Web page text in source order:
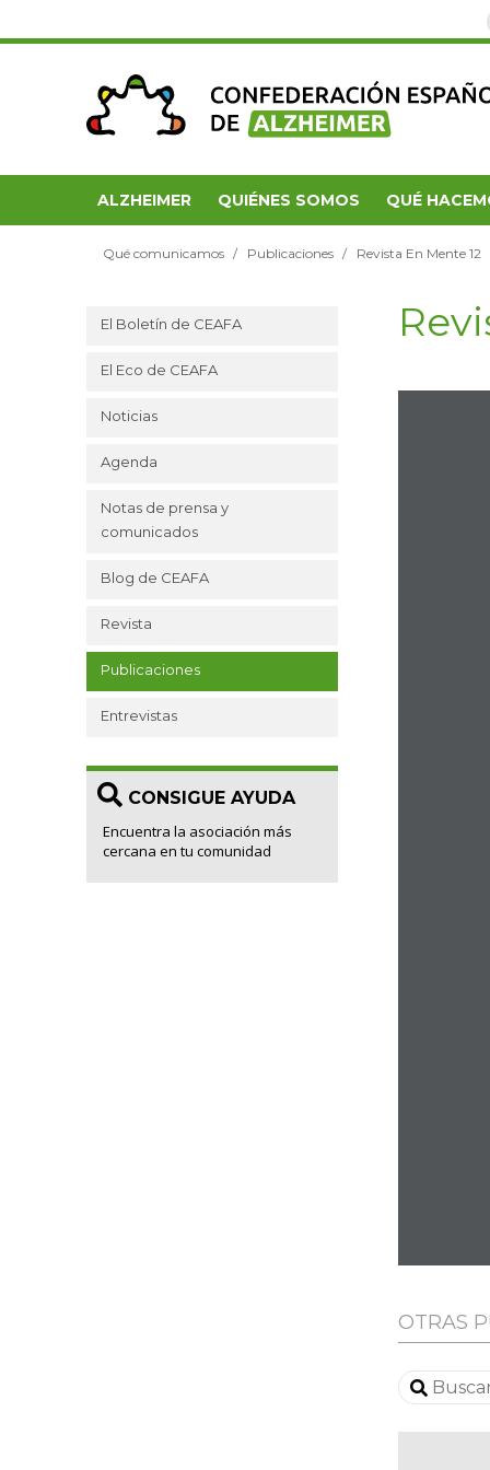
ALZHEIMER QUIÉNES SOMOS QUÉ
Qué comunicamos Publicaciones Revista En Mente 12
El Boletín de CEAFA
El Eco de CEAFA
Noticias
Agenda
Notas de prensa y
comunicados
Blog de CEAFA
Revista
Publicaciones
Entrevistas
CONSIGUE AYUDA
Encuentra la asociación más
cercana en tu comunidad
OTRAS